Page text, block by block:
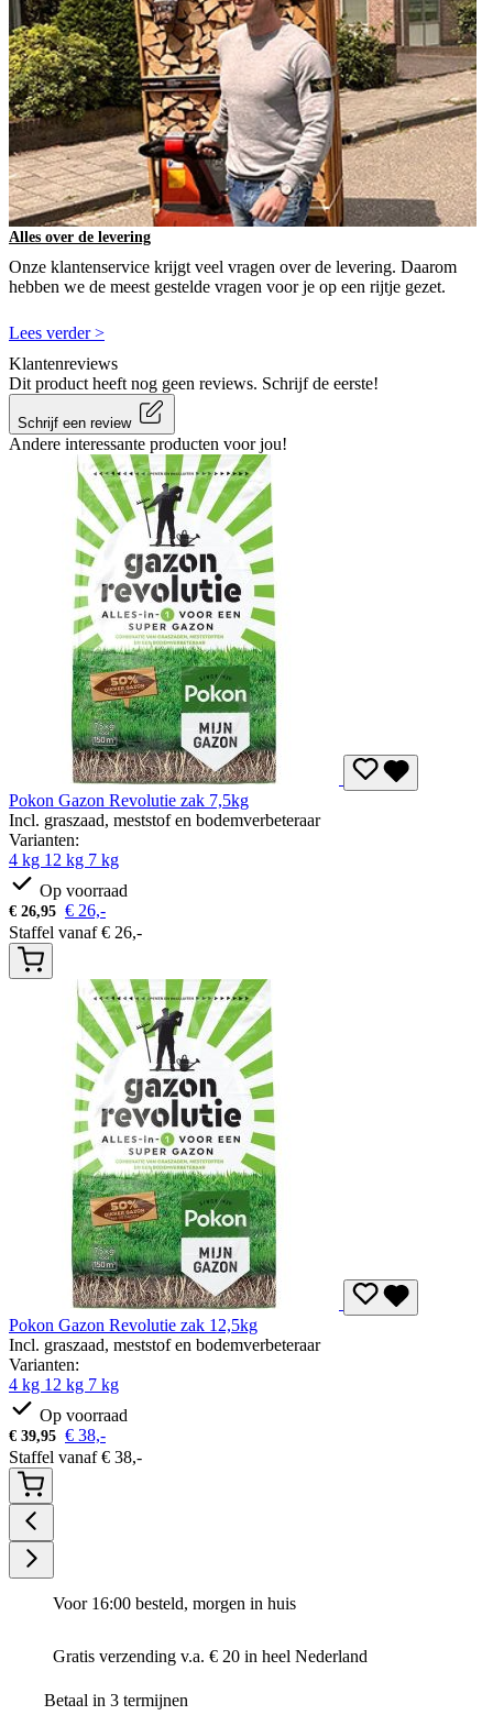
Alles over de levering
Onze klantenservice krijgt veel vragen over de levering. Daarom
hebben we de meest gestelde vragen voor je op een rijtje gezet.
Lees verder >
Klantenreviews
Dit product heeft nog geen reviews. Schrijf de eerste!
Schrijf een review
Andere interessante producten voor jou!
Pokon Gazon Revolutie zak 7,5kg
Incl. graszaad, meststof en bodemverbeteraar
Varianten:
4 kg 12 kg 7 kg
Op voorraad
€ 26,95 € 26,-
Staffel vanaf€ 26,-
Pokon Gazon Revolutie zak 12,5kg
Incl. graszaad, meststof en bodemverbeteraar
Varianten:
4 kg 12 kg 7 kg
Op voorraad
€ 39,95 € 38,-
Staffel vanaf€ 38,-
Voor 16:00 besteld, morgen in huis
Gratis verzending v.a. € 20 in heel Nederland
Betaal in 3 termijnen